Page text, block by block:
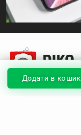
Додати в кошик